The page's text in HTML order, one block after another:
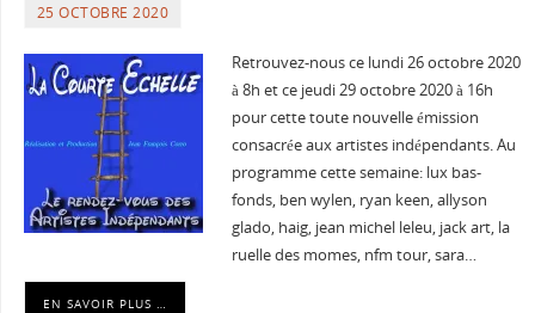
25 OCTOBRE 2020
Retrouvez-nous ce lundi 26 octobre 2020
à 8h et ce jeudi 29 octobre 2020 à 16h
pour cette toute nouvelle émission
consacrée aux artistes indépendants. Au
programme cette semaine: lux bas-
fonds, ben wylen, ryan keen, allyson
glado, haig, jean michel leleu, jack art, la
ruelle des momes, nfm tour, sara…
EN SAVOIR PLUS …